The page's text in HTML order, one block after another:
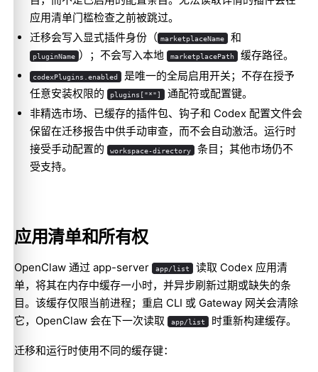
应用清单门槛检查之前被跳过。
迁移会写入显式插件身份（ marketplaceName 和
pluginName ）；不会写入本地 marketplacePath 缓存路径。
codexPlugins.enabled
是唯一的全局启用开关；不存在授予
任意安装权限的
plugins["*"]
通配符或配置键。
非精选市场、已缓存的插件包、钩子和 Codex 配置文件会
保留在迁移报告中供手动审查，而不会自动激活。运行时
接受手动配置的
workspace-directory
条目；其他市场仍不
受支持。
应用清单和所有权
OpenClaw 通过 app-server app/list 读取 Codex 应用清
单，将其在内存中缓存一小时，并异步刷新过期或缺失的条
目。该缓存仅限当前进程；重启 CLI 或 Gateway 网关会清除
它，OpenClaw 会在下一次读取
app/list 时重新构建缓存。
迁移和运行时使用不同的缓存键：